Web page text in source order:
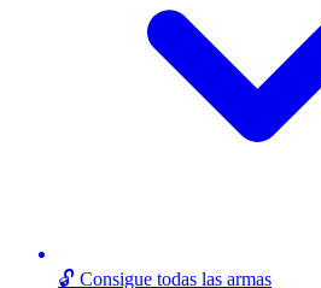
🔓 Consigue todas las armas